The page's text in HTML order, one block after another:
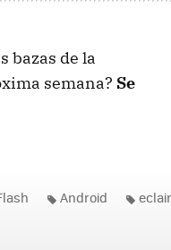
bazas de la
semana? Se
Android eclair